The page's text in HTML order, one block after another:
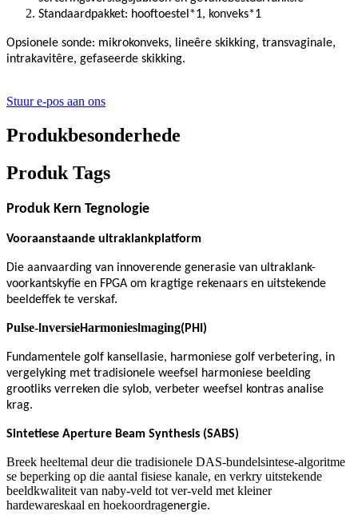
Standaardpakket: hooftoestel*1, konveks*1
Opsionele sonde: mikrokonveks, lineêre skikking, transvaginale,
intrakavitêre, gefaseerde skikking.
Stuur e-pos aan ons
Produkbesonderhede
Produk Tags
Produk Kern Tegnologie
Vooraanstaande ultraklankplatform
Die aanvaarding van innoverende generasie van ultraklank-
voorkantskyfie en FPGA om kragtige rekenaars en uitstekende
beeldeffek te verskaf.
Pulse- nversieHarmonies maging(PHI)
Fundamentele golf kansellasie, harmoniese golf verbetering, in
vergelyking met tradisionele weefsel harmoniese beelding
grootliks verreken die sylob, verbeter weefsel kontras analise
krag.
Sintetiese Aperture Beam Synthesis (SABS)
Breek heeltemal deur die tradisionele DAS-bundelsintese-algoritme
se beperking op die aantal fisiese kanale, en verkry uitstekende
beeldkwaliteit van naby-veld tot ver-veld met kleiner
hardewareskaal en hoekoordragenergie.